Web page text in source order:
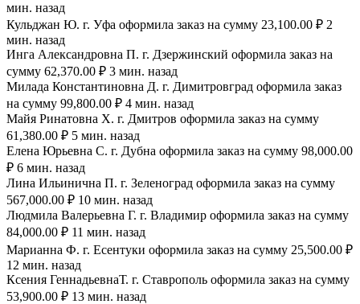
мин. назад
Кульджан Ю. г. Уфа оформила заказ на сумму 23,100.00 ₽ 2
мин. назад
Инга Александровна П. г. Дзержинский оформила заказ на
сумму 62,370.00 ₽ 3 мин. назад
Милада Константиновна Д. г. Димитровград оформила заказ
на сумму 99,800.00 ₽ 4 мин. назад
Майя Ринатовна Х. г. Дмитров оформила заказ на сумму
61,380.00 ₽ 5 мин. назад
Елена Юрьевна С. г. Дубна оформила заказ на сумму 98,000.00
₽ 6 мин. назад
Лина Ильинична П. г. Зеленоград оформила заказ на сумму
567,000.00 ₽ 10 мин. назад
Людмила Валерьевна Г. г. Владимир оформила заказ на сумму
84,000.00 ₽ 11 мин. назад
Марианна Ф. г. Есентуки оформила заказ на сумму 25,500.00 ₽
12 мин. назад
Ксения ГеннадьевнаТ. г. Ставрополь оформила заказ на сумму
53,900.00 ₽ 13 мин. назад